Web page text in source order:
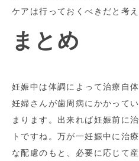
ケアは行っておくべきだと考え
まとめ
妊娠中は体調によって治療自
妊婦さんが歯周病にかかって
まります。出来れば妊娠前に
トですね。万が一妊娠中に治
な配慮のもと、必要に応じて